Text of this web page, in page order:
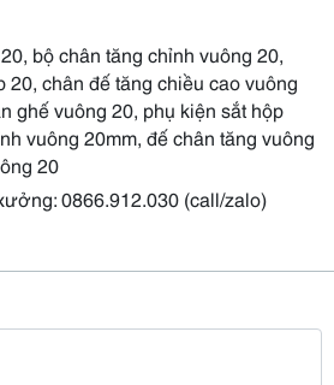
bộ chân tăng chỉnh vuông 20,
20, chân đế tăng chiều cao vuông
ghế vuông 20, phụ kiện sắt hộp
vuông 20mm, đế chân tăng vuông
20
0866.912.030 (call/zalo)